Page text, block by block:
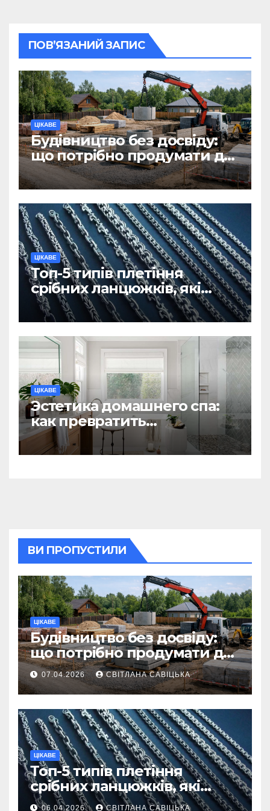
ПОВ’ЯЗАНИЙ ЗАПИС
ЦІКАВЕ
Будівництво без досвіду:
що потрібно продумати до
першої доставки на
ділянку
ЦІКАВЕ
Топ-5 типів плетіння
срібних ланцюжків, які
вважаються
найнадійнішими
ЦІКАВЕ
Эстетика домашнего спа:
как превратить
ежедневную гигиену в
восстанавливающий
ВИ ПРОПУСТИЛИ
ЦІКАВЕ
Будівництво без досвіду:
що потрібно продумати до
першої доставки на
ділянку
07.04.2026 СВІТЛАНА САВІЦЬКА
ЦІКАВЕ
Топ-5 типів плетіння
срібних ланцюжків, які
вважаються
06.04.2026 СВІТЛАНА САВІЦЬКА